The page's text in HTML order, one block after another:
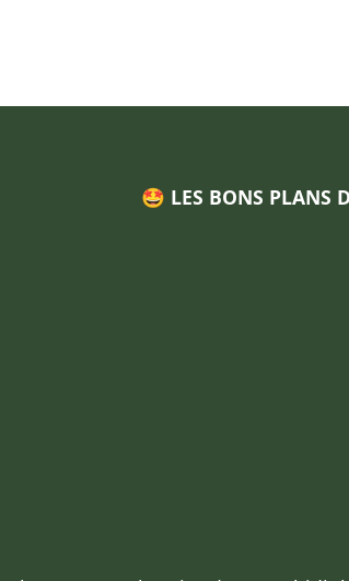
🤩 LES BONS PLANS